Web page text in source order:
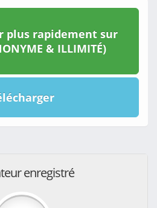
plus rapidement sur
& ILLIMITÉ)
enregistré